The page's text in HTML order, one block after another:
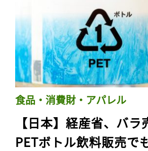
食品・消費財・アパレル
【日本】経産省、バラ
PETボトル飲料販売で